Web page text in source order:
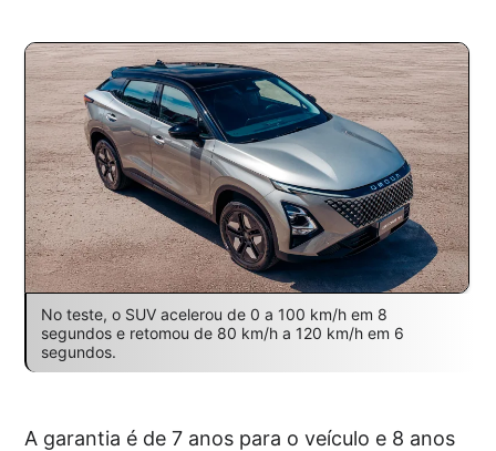
No teste, o SUV acelerou de 0 a 100 km/h em 8
segundos e retomou de 80 km/h a 120 km/h em 6
segundos.
A garantia é de 7 anos para o veículo e 8 anos